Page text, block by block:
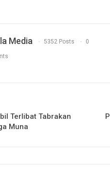
Media 5352 Posts 0
Terlibat Tabrakan
Muna